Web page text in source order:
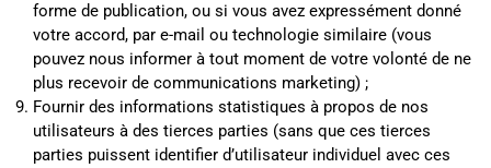
forme de publication, ou si vous avez expressément donné
votre accord, par e-mail ou technologie similaire (vous
pouvez nous informer à tout moment de votre volonté de ne
plus recevoir de communications marketing) ;
Fournir des informations statistiques à propos de nos
utilisateurs à des tierces parties (sans que ces tierces
parties puissent identifier d’utilisateur individuel avec ces